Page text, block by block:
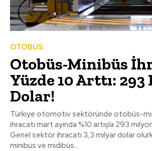
OTOBÜS
Otobüs-Minibüs
Yüzde 10 Arttı:
Dolar!
Türkiye otomotiv sektöründe otobüs-
ihracatı mart ayında %10 artışla 293
Genel sektör ihracatı 3,3 milyar dolar
minibüs ve midibüs...